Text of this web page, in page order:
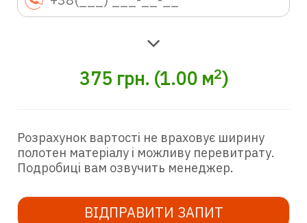
375 грн. (1.00м2)
Розрахунок вартості не враховує ширину
полотен матеріалу і можливу перевитрату.
Подробиці вам озвучить менеджер.
ВІДПРАВИТИ ЗАПИТ